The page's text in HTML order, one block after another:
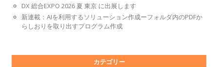
DX 総合EXPO 2026 夏 東京 に出展します
新連載：AIを利用するソリューション作成ーフォルダ内のPDFか
らしおりを取り出すプログラム作成
カテゴリー